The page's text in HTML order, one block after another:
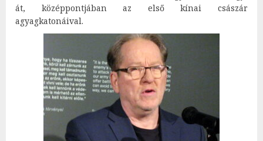
át, középpontjában az első kínai császár
agyagkatonáival.